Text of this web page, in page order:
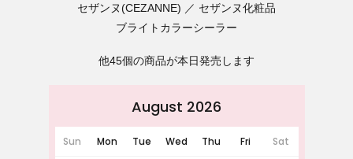
セザンヌ(CEZANNE)
セザンヌ化粧品
ブライトカラーシーラー
他45個の商品が本日発売します
August 2026
Sun Mon Tue Wed Thu Fri Sat